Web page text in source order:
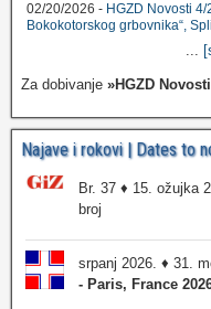
02/20/2026 - HGZD Novosti
Bokokotorskog grbovnika“,
...
Za dobivanje »HGZD
Najave i rokovi | Dates to
Br. 37 ♦ 15. ožujka
broj
srpanj 2026. ♦ 31.
- Paris, France